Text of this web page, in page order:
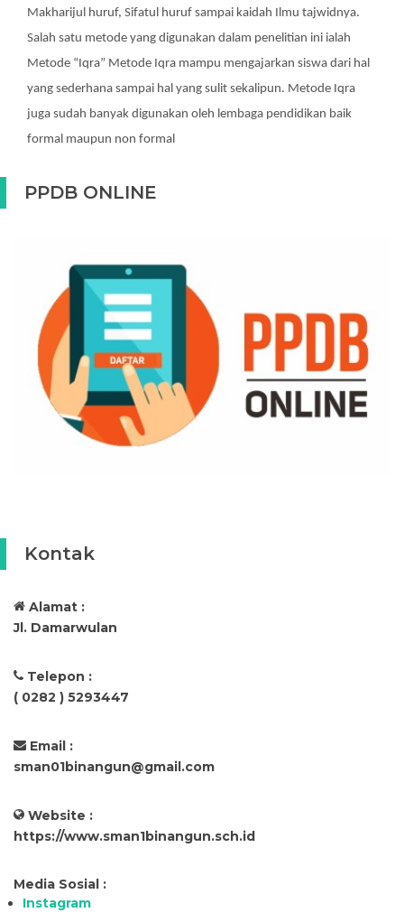
Makharijul huruf, Sifatul huruf sampai kaidah Ilmu tajwidnya.
Salah satu metode yang digunakan dalam penelitian ini ialah
Metode “Iqra” Metode Iqra mampu mengajarkan siswa dari hal
yang sederhana sampai hal yang sulit sekalipun. Metode Iqra
juga sudah banyak digunakan oleh lembaga pendidikan baik
formal maupun non formal
PPDB ONLINE
Kontak
Alamat :
Jl. Damarwulan
Telepon :
( 0282 ) 5293447
Email :
sman01binangun@gmail.com
Website :
https://www.sman1binangun.sch.id
Media Sosial :
Instagram